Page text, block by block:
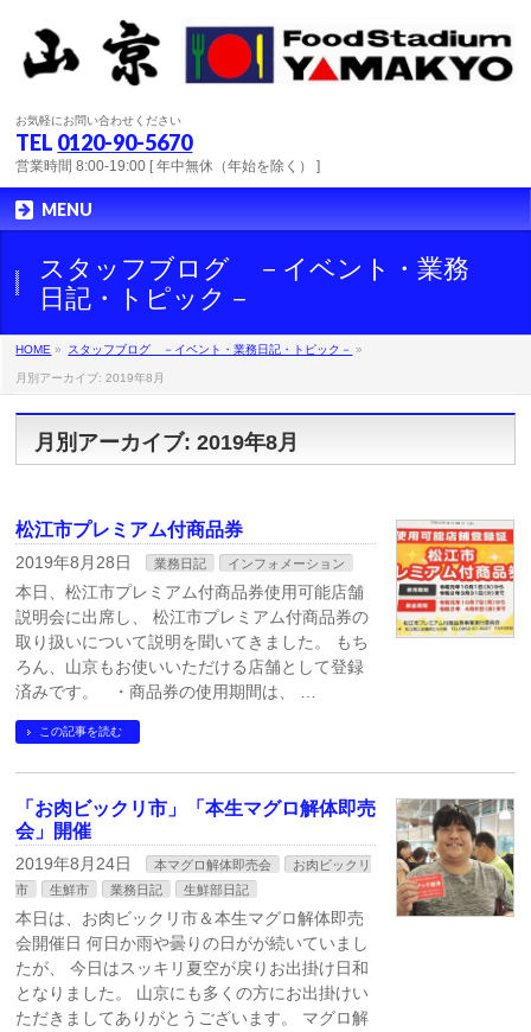
お気軽にお問い合わせください
TEL 0120-90-5670
営業時間 8:00-19:00 [ 年中無休（年始を除く） ]
MENU
スタッフブログ －イベント・業務
日記・トピック－
HOME » スタッフブログ －イベント・業務日記・トピック－ »
月別アーカイブ: 2019年8月
月別アーカイブ: 2019年8月
松江市プレミアム付商品券
2019年8月28日 業務日記 インフォメーション
本日、松江市プレミアム付商品券使用可能店舗
説明会に出席し、 松江市プレミアム付商品券の
取り扱いについて説明を聞いてきました。 もち
ろん、山京もお使いいただける店舗として登録
済みです。 ・商品券の使用期間は、 …
この記事を読む
「お肉ビックリ市」「本生マグロ解体即売
会」開催
2019年8月24日 本マグロ解体即売会
お肉ビックリ
市
生鮮市 業務日記 生鮮部日記
本日は、お肉ビックリ市＆本生マグロ解体即売
会開催日 何日か雨や曇りの日がが続いていまし
たが、 今日はスッキリ夏空が戻りお出掛け日和
となりました。 山京にも多くの方にお出掛けい
ただきましてありがとうございます。 マグロ解